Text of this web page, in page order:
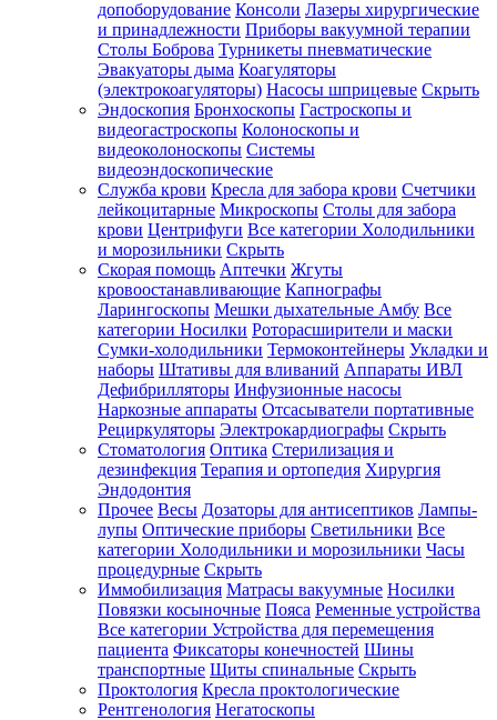
допоборудование Консоли Лазеры хирургические
и принадлежности Приборы вакуумной терапии
Столы Боброва Турникеты пневматические
Эвакуаторы дыма Коагуляторы
(электрокоагуляторы) Насосы шприцевые Скрыть
Эндоскопия Бронхоскопы Гастроскопы и
видеогастроскопы Колоноскопы и
видеоколоноскопы Системы
видеоэндоскопические
Служба крови Кресла для забора крови Счетчики
лейкоцитарные Микроскопы Столы для забора
крови Центрифуги Все категории Холодильники
и морозильники Скрыть
Скорая помощь Аптечки Жгуты
кровоостанавливающие Капнографы
Ларингоскопы Мешки дыхательные Амбу Все
категории Носилки Роторасширители и маски
Сумки-холодильники Термоконтейнеры Укладки и
наборы Штативы для вливаний Аппараты ИВЛ
Дефибрилляторы Инфузионные насосы
Наркозные аппараты Отсасыватели портативные
Рециркуляторы Электрокардиографы Скрыть
Стоматология Оптика Стерилизация и
дезинфекция Терапия и ортопедия Хирургия
Эндодонтия
Прочее Весы Дозаторы для антисептиков Лампы-
лупы Оптические приборы Светильники Все
категории Холодильники и морозильники Часы
процедурные Скрыть
Иммобилизация Матрасы вакуумные Носилки
Повязки косыночные Пояса Ременные устройства
Все категории Устройства для перемещения
пациента Фиксаторы конечностей Шины
транспортные Щиты спинальные Скрыть
Проктология Кресла проктологические
Рентгенология Негатоскопы